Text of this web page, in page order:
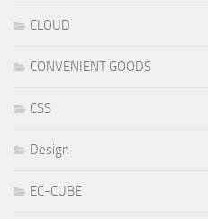
CLOUD
CONVENIENT GOODS
CSS
Design
EC-CUBE